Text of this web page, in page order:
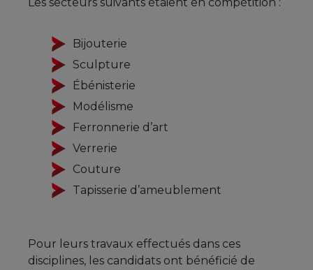
Bijouterie
Sculpture
Ébénisterie
Modélisme
Ferronnerie d’art
Verrerie
Couture
Tapisserie d’ameublement
Pour leurs travaux effectués dans ces
disciplines, les candidats ont bénéficié de